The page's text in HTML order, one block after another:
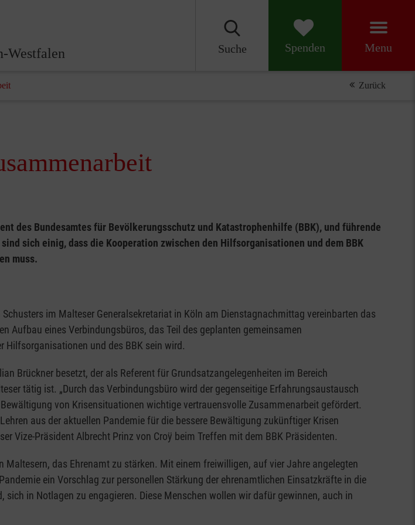
Westfalen Suche Spenden Menu
Zurück
des Bundesamtes für Bevölkerungsschutz und Katastrophenhilfe (BBK), und führende
sich einig, dass die Kooperation zwischen den Hilfsorganisationen und dem BBK
muss.
im Malteser Generalsekretariat in Köln am Dienstagnachmittag vereinbarten das
Aufbau eines Verbindungsbüros, das Teil des geplanten gemeinsamen
Hilfsorganisationen und des BBK sein wird.
Brückner besetzt, der als Referent für Grundsatzangelegenheiten im Bereich
tätig ist. „Durch das Verbindungsbüro wird der gegenseitige Erfahrungsaustausch
von Krisensituationen wichtige vertrauensvolle Zusammenarbeit gefördert.
aus der aktuellen Pandemie für die bessere Bewältigung zukünftiger Krisen
Vize-Präsident Albrecht Prinz von Croÿ beim Treffen mit dem BBK Präsidenten.
das Ehrenamt zu stärken. Mit einem freiwilligen, auf vier Jahre angelegten
ein Vorschlag zur personellen Stärkung der ehrenamtlichen Einsatzkräfte in die
in Notlagen zu engagieren. Diese Menschen wollen wir dafür gewinnen, auch in